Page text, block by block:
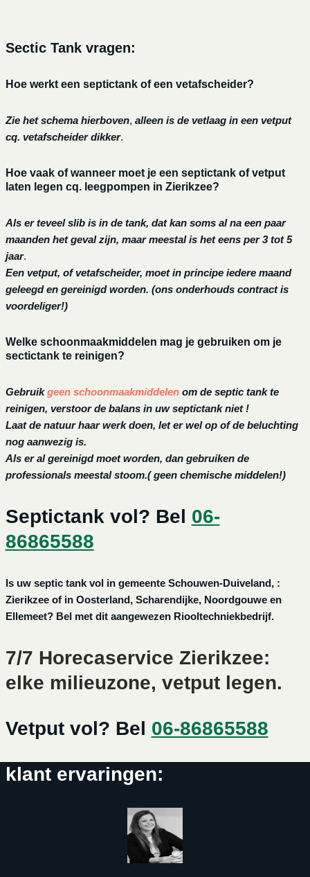
Sectic Tank vragen:
Hoe werkt een septictank of een vetafscheider?
Zie het schema hierboven, alleen is de vetlaag in een vetput
cq. vetafscheider dikker.
Hoe vaak of wanneer moet je een septictank of vetput
laten legen cq. leegpompen in Zierikzee?
Als er teveel slib is in de tank, dat kan soms al na een paar
maanden het geval zijn, maar meestal is het eens per 3 tot 5
jaar.
Een vetput, of vetafscheider, moet in principe iedere maand
geleegd en gereinigd worden. (ons onderhouds contract is
voordeliger!)
Welke schoonmaakmiddelen mag je gebruiken om je
sectictank te reinigen?
Gebruikgeen schoonmaakmiddelen om de septic tank te
reinigen, verstoor de balans in uw septictank niet !
Laat de natuur haar werk doen, let er wel op of de beluchting
nog aanwezig is.
Als er al gereinigd moet worden, dan gebruiken de
professionals meestal stoom.( geen chemische middelen!)
Septictank vol? Bel 06-
86865588
Is uw septic tank vol in gemeente Schouwen-Duiveland, :
Zierikzee of in Oosterland, Scharendijke, Noordgouwe en
Ellemeet? Bel met dit aangewezen Riooltechniekbedrijf.
7/7 Horecaservice Zierikzee:
elke milieuzone, vetput legen.
Vetput vol? Bel 06-86865588
klant ervaringen: